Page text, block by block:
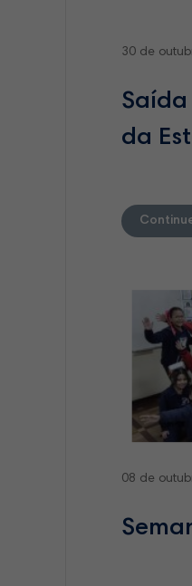
30 de
da
08 de